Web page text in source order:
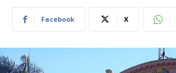
Facebook X